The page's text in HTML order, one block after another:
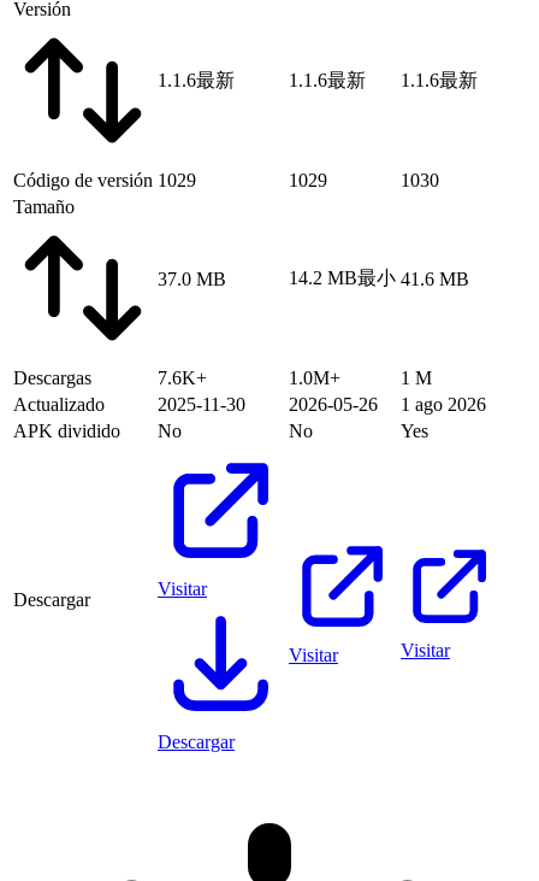
Versión
1.1.6最新 1.1.6最新 1.1.6最新
Código de versión 1029 1029
1030
Tamaño
37.0 MB 14.2 MB最小 41.6 MB
Descargas 7.6K+ 1.0M+
1 M
Actualizado
2025-11-30 2026-05-26
1 ago 2026
APK dividido
No No Yes
Descargar
Visitar
Descargar
Visitar Visitar